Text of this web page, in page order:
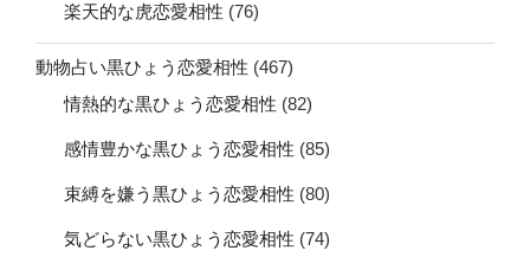
楽天的な虎恋愛相性 (76)
動物占い黒ひょう恋愛相性 (467)
情熱的な黒ひょう恋愛相性 (82)
感情豊かな黒ひょう恋愛相性 (85)
束縛を嫌う黒ひょう恋愛相性 (80)
気どらない黒ひょう恋愛相性 (74)